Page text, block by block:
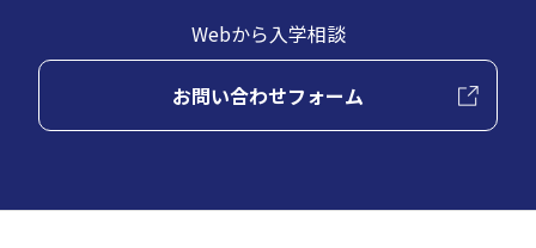
Webから入学相談
お問い合わせフォーム